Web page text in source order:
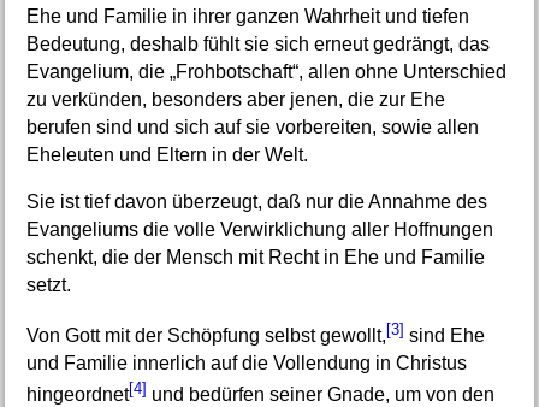
Ehe und Familie in ihrer ganzen Wahrheit und tiefen
Bedeutung, deshalb fühlt sie sich erneut gedrängt, das
Evangelium, die „Frohbotschaft“, allen ohne Unterschied
zu verkünden, besonders aber jenen, die zur Ehe
berufen sind und sich auf sie vorbereiten, sowie allen
Eheleuten und Eltern in der Welt.
Sie ist tief davon überzeugt, daß nur die Annahme des
Evangeliums die volle Verwirklichung aller Hoffnungen
schenkt, die der Mensch mit Recht in Ehe und Familie
setzt.
Von Gott mit der Schöpfung selbst gewollt, [3] sind Ehe
und Familie innerlich auf die Vollendung in Christus
hingeordnet[4] und bedürfen seiner Gnade, um von den